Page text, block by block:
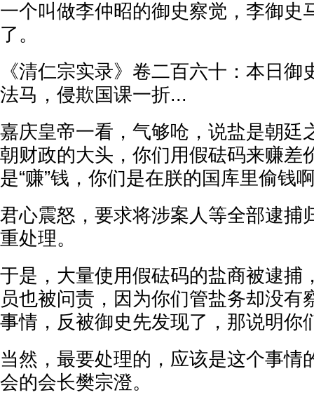
一个叫做李仲昭的御史察觉，李御史
了。
《清仁宗实录》卷二百六十：本日
法马，侵欺国课一折...
嘉庆皇帝一看，气够呛，说盐是朝廷
朝财政的大头，你们用假砝码来赚差
是“赚”钱，你们是在朕的国库里偷钱
君心震怒，要求将涉案人等全部逮捕
重处理。
于是，大量使用假砝码的盐商被逮捕
员也被问责，因为你们管盐务却没有
事情，反被御史先发现了，那说明你
当然，最要处理的，应该是这个事情
会的会长樊宗澄。